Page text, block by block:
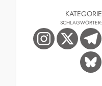
SCHLAGWÖRTER: